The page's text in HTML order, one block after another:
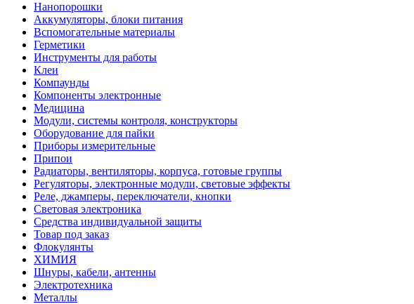
Нанопорошки
Аккумуляторы, блоки питания
Вспомогательные материалы
Герметики
Инструменты для работы
Клеи
Компаунды
Компоненты электронные
Медицина
Модули, системы контроля, конструкторы
Оборудование для пайки
Приборы измерительные
Припои
Радиаторы, вентиляторы, корпуса, готовые группы
Регуляторы, электронные модули, световые эффекты
Реле, джамперы, переключатели, кнопки
Световая электроника
Средства индивидуальной защиты
Товар под заказ
Флокулянты
ХИМИЯ
Шнуры, кабели, антенны
Электротехника
Металлы